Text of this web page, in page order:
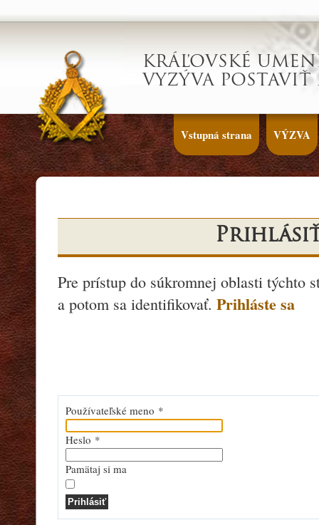
KRÁĽOVSKÉ
VYZÝVA POSTAVIŤ
Vstupná strana VÝZVA
Pre prístup do súkromnej oblasti týchto
a potom sa identifikovať. Prihláste sa
Používateľské meno *
Heslo *
Pamätaj si ma
Prihlásiť